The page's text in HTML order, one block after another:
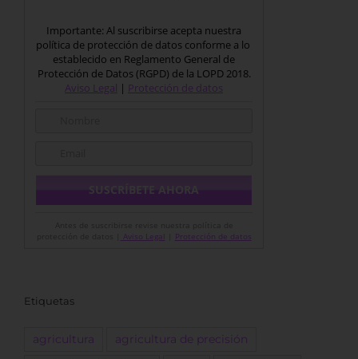
Importante: Al suscribirse acepta nuestra
política de protección de datos conforme a lo
establecido en Reglamento General de
Protección de Datos (RGPD) de la LOPD 2018.
Aviso Legal | Protección de datos
Aviso Legal Protección de datos
Etiquetas
agricultura agricultura de precisión